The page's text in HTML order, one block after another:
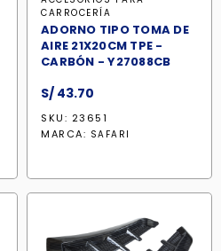
CARROCERÍA
ADORNO TIPO TOMA DE
AIRE 21X20CM TPE -
CARBÓN - Y27088CB
S/ 43.70
SKU: 23651
MARCA: SAFARI